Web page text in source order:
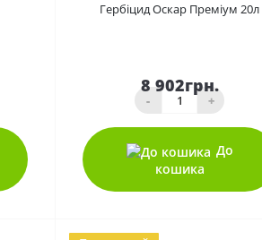
Гербіцид Оскар Преміум 20л
8 902грн.
- +
До
кошика